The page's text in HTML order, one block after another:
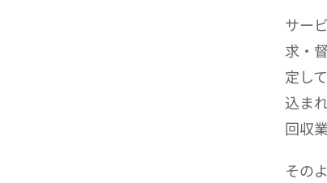
サー
求・
定し
込ま
回収
その